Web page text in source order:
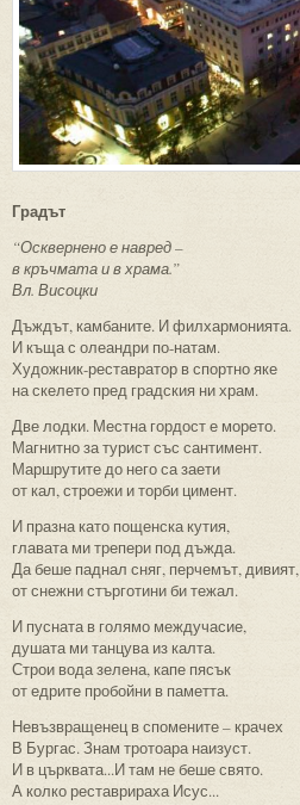
Градът
“Осквернено е навред –
в кръчмата и в храма.”
Вл. Висоцки
Дъждът, камбаните. И филхармонията.
И къща с олеандри по-натам.
Художник-реставратор в спортно яке
на скелето пред градския ни храм.
Две лодки. Местна гордост е морето.
Магнитно за турист със сантимент.
Маршрутите до него са заети
от кал, строежи и торби цимент.
И празна като пощенска кутия,
главата ми трепери под дъжда.
Да беше паднал сняг, перчемът, дивият,
от снежни стърготини би тежал.
И пусната в голямо междучасие,
душата ми танцува из калта.
Строи вода зелена, капе пясък
от едрите пробойни в паметта.
Невъзвращенец в спомените – крачех
В Бургас. Знам тротоара наизуст.
И в църквата...И там не беше свято.
А колко реставрираха Исус...